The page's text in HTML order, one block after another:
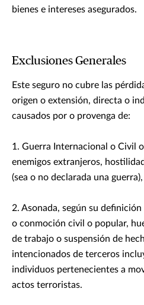
bienes e intereses asegurados.
Exclusiones Generales
Este seguro no cubre las
origen o extensión, directa o
causados por o provenga de:
1. Guerra Internacional o Civil
enemigos extranjeros,
(sea o no declarada una
2. Asonada, según su
o conmoción civil o popular,
de trabajo o suspensión de
intencionados de terceros
individuos pertenecientes a
actos terroristas.